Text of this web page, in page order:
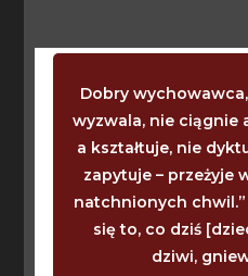
Dobry
wyzwala, nie ciągnie
a kształtuje, nie
zapytuje – przeżyje
natchnionych
się to, co dziś
dziwi,